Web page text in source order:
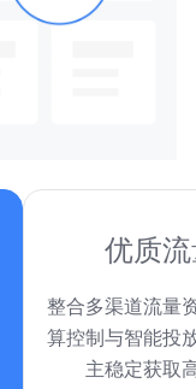
优质
整合多渠道流量
算控制与智能投
主稳定获取